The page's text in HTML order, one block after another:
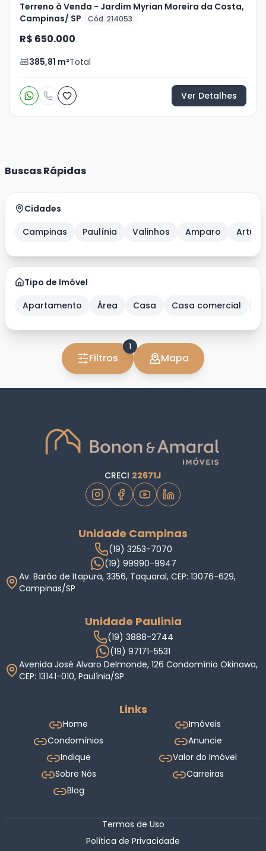
Filtros
1
Mapa
Terreno à Venda - Jardim Myrian Moreira da Costa,
Campinas/ SP
Cód. 214053
R$ 650.000
385,81 m²Total
Ver Detalhes
Buscas Rápidas
Cidades
Campinas
Paulínia Valinhos Amparo Artur
Tipo de Imóvel
Apartamento
Área Casa Casa comercial
CRECI 22671J
Unidade Campinas
(19) 3253-7070
(19) 99990-9947
Av. Barão de Itapura, 3356, Taquaral, CEP: 13076-629,
Campinas/SP
Unidade Paulínia
(19) 3888-2744
(19) 97171-5531
Avenida José Alvaro Delmonde, 126 Condomínio Okinawa,
CEP: 13141-010, Paulínia/SP
Links
Home
Imóveis
Condomínios
Anuncie
Indique
Valor do Imóvel
Sobre Nós
Carreiras
Blog
Termos de Uso
Política de Privacidade